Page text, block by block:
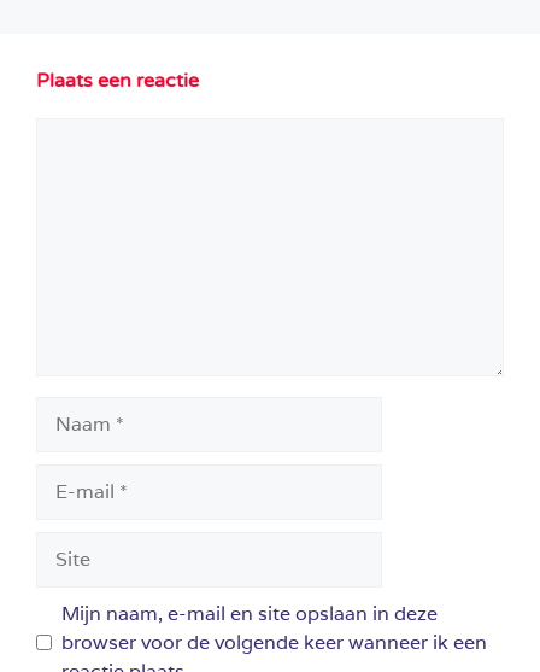
Plaats een reactie
mail
Mijn naam, e-mail en site opslaan in deze
browser voor de volgende keer wanneer ik een